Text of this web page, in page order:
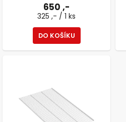
650 ,-
325 ,- / 1 ks
DO KOŠÍKU